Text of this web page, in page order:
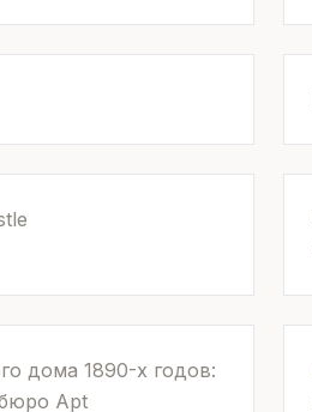
дома 1890-х годов:
Apt